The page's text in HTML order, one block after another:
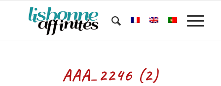
AAA_2246 (2)